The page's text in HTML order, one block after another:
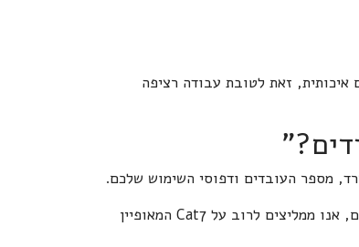
זאת לטובת עבודה רציפה
מספר העובדים ודפוסי השימוש שלכם.
בגדול, הכבל Cat5e הוא זה המתאים למהירות "רגילה"l. עבור משרדים וארגונים גדולים, אנו ממליצים לרוב על Cat7 המאופיין